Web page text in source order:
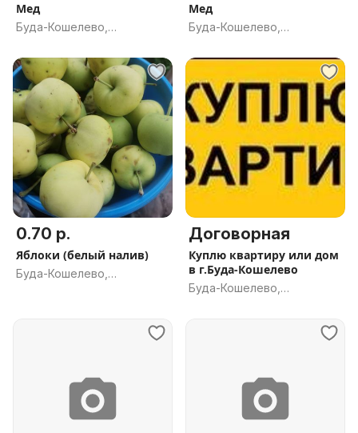
Мед
Буда-Кошелево,
Мед
Буда-Кошелево,
0.70 р.
Яблоки (белый налив)
Буда-Кошелево,
Договорная
Куплю квартиру или дом
в г.Буда-Кошелево
Буда-Кошелево,